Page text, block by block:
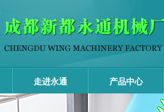
走进永通 产品中心